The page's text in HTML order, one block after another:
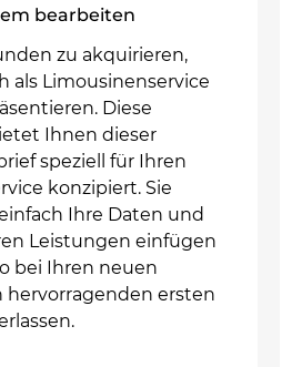
bearbeiten
zu akquirieren,
als Limousinenservice
Diese
Ihnen dieser
speziell für Ihren
konzipiert. Sie
Ihre Daten und
Leistungen einfügen
bei Ihren neuen
hervorragenden ersten